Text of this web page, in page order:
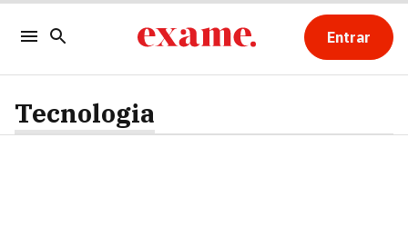
Entrar
Tecnologia